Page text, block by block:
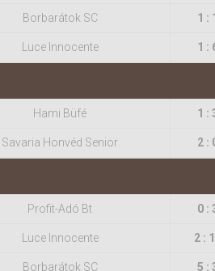
Borbarátok SC 1 : 1
Luce Innocente 1 :
Hami Büfé 1 :
Savaria Honvéd Senior 2 :
Profit-Adó Bt 0 :
Luce Innocente 2 :
Borbarátok SC 5 :